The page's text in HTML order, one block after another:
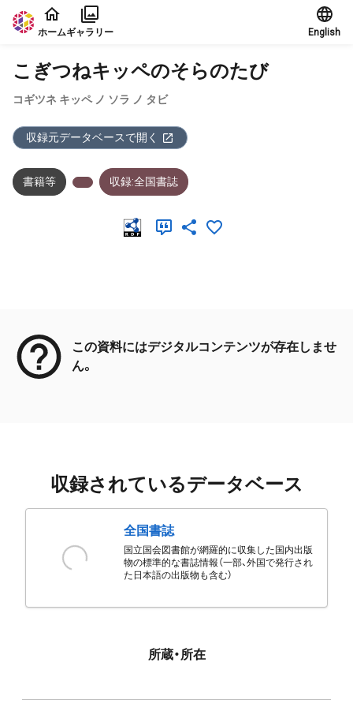
本文に飛ぶ
ホームギャラリー English
こぎつねキッペのそらのたび
コギツネ キッペ ノ ソラ ノ タビ
収録元データベースで開く
書籍等 収録:全国書誌
この資料にはデジタルコンテンツが存在しませ
ん。
収録されているデータベース
全国書誌
国立国会図書館が網羅的に収集した国内出版
物の標準的な書誌情報（一部、外国で発行され
た日本語の出版物も含む）
所蔵・所在